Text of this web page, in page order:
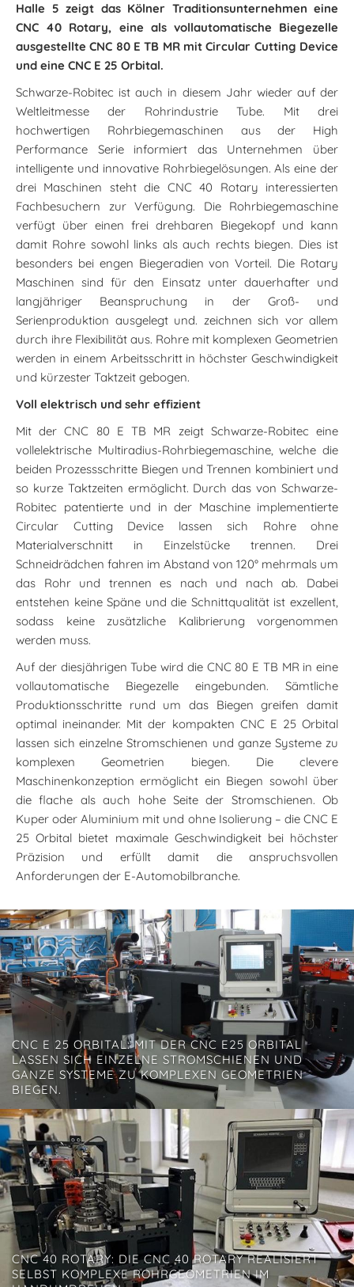
Halle 5 zeigt das Kölner Traditionsunternehmen eine
CNC 40 Rotary, eine als vollautomatische Biegezelle
ausgestellte CNC 80 E TB MR mit Circular Cutting Device
und eine CNC E 25 Orbital.
Schwarze-Robitec ist auch in diesem Jahr wieder auf der
Weltleitmesse der Rohrindustrie Tube. Mit drei
hochwertigen Rohrbiegemaschinen aus der High
Performance Serie informiert das Unternehmen über
intelligente und innovative Rohrbiegelösungen. Als eine der
drei Maschinen steht die CNC 40 Rotary interessierten
Fachbesuchern zur Verfügung. Die Rohrbiegemaschine
verfügt über einen frei drehbaren Biegekopf und kann
damit Rohre sowohl links als auch rechts biegen. Dies ist
besonders bei engen Biegeradien von Vorteil. Die Rotary
Maschinen sind für den Einsatz unter dauerhafter und
langjähriger Beanspruchung in der Groß- und
Serienproduktion ausgelegt und. zeichnen sich vor allem
durch ihre Flexibilität aus. Rohre mit komplexen Geometrien
werden in einem Arbeitsschritt in höchster Geschwindigkeit
und kürzester Taktzeit gebogen.
Voll elektrisch und sehr effizient
Mit der CNC 80 E TB MR zeigt Schwarze-Robitec eine
vollelektrische Multiradius-Rohrbiegemaschine, welche die
beiden Prozessschritte Biegen und Trennen kombiniert und
so kurze Taktzeiten ermöglicht. Durch das von Schwarze-
Robitec patentierte und in der Maschine implementierte
Circular Cutting Device lassen sich Rohre ohne
Materialverschnitt in Einzelstücke trennen. Drei
Schneidrädchen fahren im Abstand von 120° mehrmals um
das Rohr und trennen es nach und nach ab. Dabei
entstehen keine Späne und die Schnittqualität ist exzellent,
sodass keine zusätzliche Kalibrierung vorgenommen
werden muss.
Auf der diesjährigen Tube wird die CNC 80 E TB MR in eine
vollautomatische Biegezelle eingebunden. Sämtliche
Produktionsschritte rund um das Biegen greifen damit
optimal ineinander. Mit der kompakten CNC E 25 Orbital
lassen sich einzelne Stromschienen und ganze Systeme zu
komplexen Geometrien biegen. Die clevere
Maschinenkonzeption ermöglicht ein Biegen sowohl über
die flache als auch hohe Seite der Stromschienen. Ob
Kuper oder Aluminium mit und ohne Isolierung – die CNC E
25 Orbital bietet maximale Geschwindigkeit bei höchster
Präzision und erfüllt damit die anspruchsvollen
Anforderungen der E-Automobilbranche.
CNC E 25 ORBITAL: MIT DER CNC E25 ORBITAL
LASSEN SICH EINZELNE STROMSCHIENEN UND
GANZE SYSTEME ZU KOMPLEXEN GEOMETRIEN
BIEGEN.
CNC 40 ROTARY: DIE CNC 40 ROTARY REALISIERT
SELBST KOMPLEXE ROHRGEOMETRIEN IM